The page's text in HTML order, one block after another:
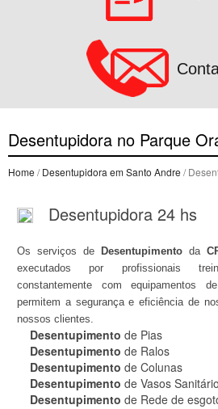
Desentupidora no Parque
Home /Desentupidora em Santo Andre /
Desentupidora 24 hs
Os serviços de Desentupimento da
executados por profissionais
constantemente com equipamentos
permitem a segurança e eficiência de
nossos clientes.
Desentupimento de Pias
Desentupimento de Ralos
Desentupimento de Colunas
Desentupimento de Vasos
Desentupimento de Rede de